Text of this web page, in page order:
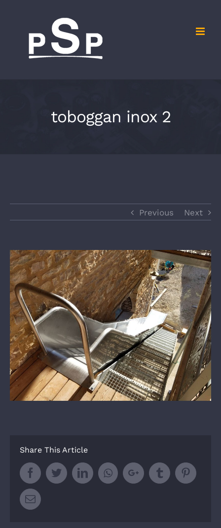
content
toboggan inox 2
Previous Next
View
Larger
Image
Share This Article
FacebookTwitterLinkedInWhatsappGoogle+Tumblr
Email